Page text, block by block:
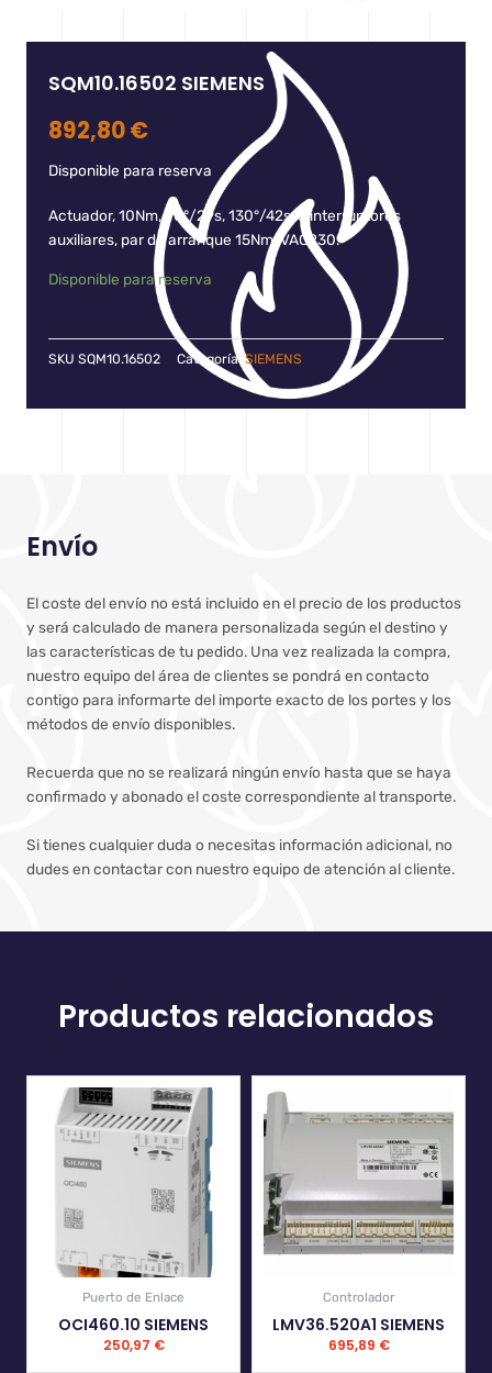
SQM10.16502 SIEMENS
892,80€
Disponible para reserva
Actuador, 10Nm, 90°/29s, 130°/42s, 5 interruptores
auxiliares, par de arranque 15Nm, VAC230.
Disponible para reserva
SKU SQM10.16502 Categoría: SIEMENS
Envío
El coste del envío no está incluido en el precio de los productos
y será calculado de manera personalizada según el destino y
las características de tu pedido. Una vez realizada la compra,
nuestro equipo del área de clientes se pondrá en contacto
contigo para informarte del importe exacto de los portes y los
métodos de envío disponibles.
Recuerda que no se realizará ningún envío hasta que se haya
confirmado y abonado el coste correspondiente al transporte.
Si tienes cualquier duda o necesitas información adicional, no
dudes en contactar con nuestro equipo de atención al cliente.
Productos relacionados
Puerto de Enlace
OCI460.10 SIEMENS
250,97 €
Controlador
LMV36.520A1 SIEMENS
695,89 €